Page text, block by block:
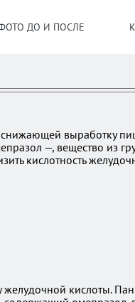
ДО И ПОСЛЕ
выработку
—, вещество из
кислотность
кислоты.